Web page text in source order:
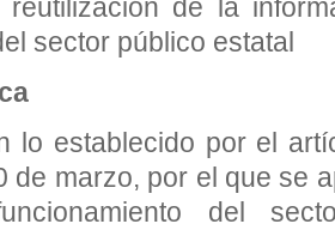
reutilización de la
sector público estatal
lo establecido por el
de marzo, por el que se
del